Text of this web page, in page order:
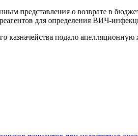
представления о возврате в
для определения ВИЧ-
казначейства подало апелляционную